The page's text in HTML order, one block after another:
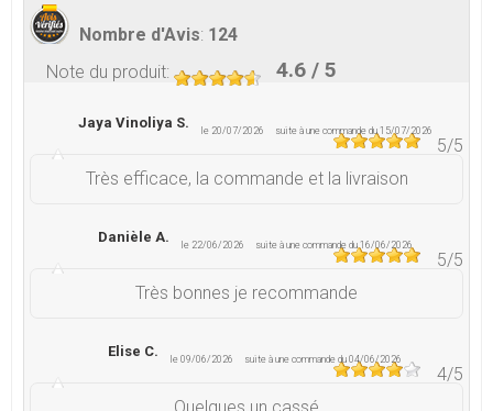
Nombre d'Avis: 124
Note du produit: 4.6 / 5
Jaya Vinoliya S. le 20/07/2026 suite à une commande du 15/07/2026
5/5
Très efficace, la commande et la livraison
Danièle A. le 22/06/2026 suite à une commande du 16/06/2026
5/5
Très bonnes je recommande
Elise C. le 09/06/2026 suite à une commande du 04/06/2026
4/5